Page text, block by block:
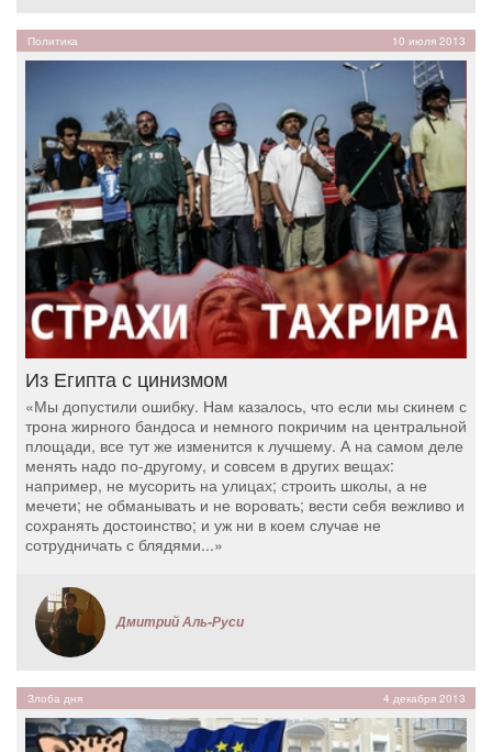
Политика 10 июля 2013
Из Египта с цинизмом
«Мы допустили ошибку. Нам казалось, что если мы скинем с
трона жирного бандоса и немного покричим на центральной
площади, все тут же изменится к лучшему. А на самом деле
менять надо по-другому, и совсем в других вещах:
например, не мусорить на улицах; строить школы, а не
мечети; не обманывать и не воровать; вести себя вежливо и
сохранять достоинство; и уж ни в коем случае не
сотрудничать с блядями...»
Дмитрий Аль-Руси
Злоба дня 4 декабря 2013